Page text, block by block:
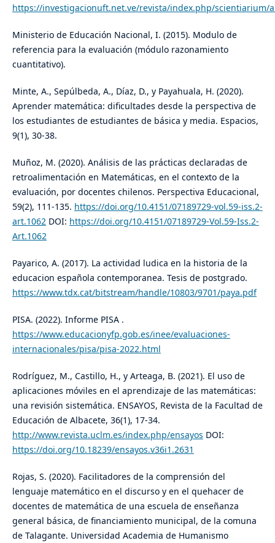
https://investigacionuft.net.ve/revista/index.php/scientiarium/
Ministerio de Educación Nacional, I. (2015). Modulo de
referencia para la evaluación (módulo razonamiento
cuantitativo).
Minte, A., Sepúlbeda, A., Díaz, D., y Payahuala, H. (2020).
Aprender matemática: dificultades desde la perspectiva de
los estudiantes de estudiantes de básica y media. Espacios,
9(1), 30-38.
Muñoz, M. (2020). Análisis de las prácticas declaradas de
retroalimentación en Matemáticas, en el contexto de la
evaluación, por docentes chilenos. Perspectiva Educacional,
59(2), 111-135. https://doi.org/10.4151/07189729-vol.59-iss.2-
art.1062DOI: https://doi.org/10.4151/07189729-Vol.59-Iss.2-
Art.1062
Payarico, A. (2017). La actividad ludica en la historia de la
educacion española contemporanea. Tesis de postgrado.
https://www.tdx.cat/bitstream/handle/10803/9701/paya.pdf
PISA. (2022). Informe PISA .
https://www.educacionyfp.gob.es/inee/evaluaciones-
internacionales/pisa/pisa-2022.html
Rodríguez, M., Castillo, H., y Arteaga, B. (2021). El uso de
aplicaciones móviles en el aprendizaje de las matemáticas:
una revisión sistemática. ENSAYOS, Revista de la Facultad de
Educación de Albacete, 36(1), 17-34.
http://www.revista.uclm.es/index.php/ensayos DOI:
https://doi.org/10.18239/ensayos.v36i1.2631
Rojas, S. (2020). Facilitadores de la comprensión del
lenguaje matemático en el discurso y en el quehacer de
docentes de matemática de una escuela de enseñanza
general básica, de financiamiento municipal, de la comuna
de Talagante. Universidad Academia de Humanismo